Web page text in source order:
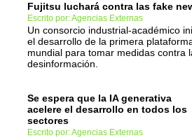
Fujitsu luchará contra las fake
Escrito por: Agencias Externas
Un consorcio industrial-académico
el desarrollo de la primera
mundial para tomar medidas contra
desinformación.
Se espera que la IA generativa
acelere el desarrollo en todos los
sectores
Escrito por: Agencias Externas